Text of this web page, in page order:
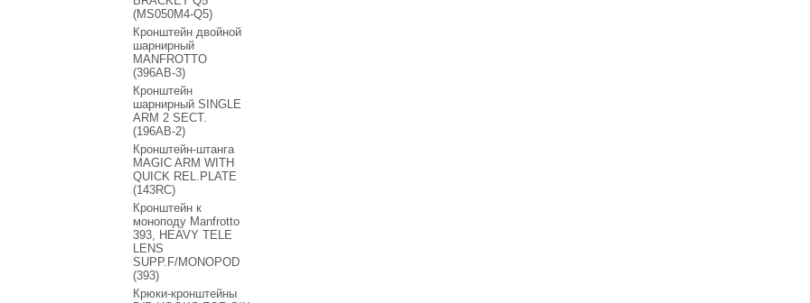
(MS050M4-Q5)
Кронштейн двойной
шарнирный
MANFROTTO
(396AB-3)
Кронштейн
шарнирный SINGLE
ARM 2 SECT.
(196AB-2)
Кронштейн-штанга
MAGIC ARM WITH
QUICK REL.PLATE
(143RC)
Кронштейн к
моноподу Manfrotto
393, HEAVY TELE
LENS
SUPP.F/MONOPOD
(393)
Крюки-кронштейны